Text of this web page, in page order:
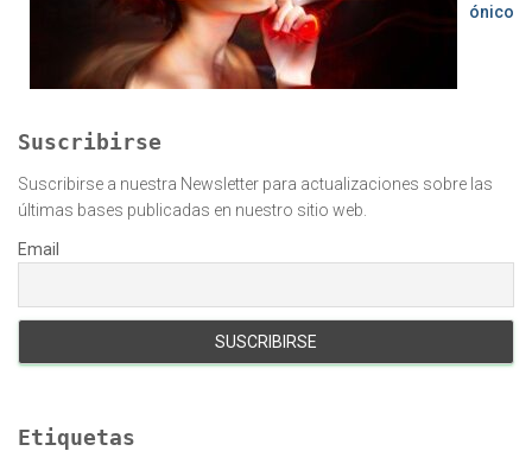
ónico
Suscribirse
Suscribirse a nuestra Newsletter para actualizaciones sobre las
últimas bases publicadas en nuestro sitio web.
Email
Etiquetas